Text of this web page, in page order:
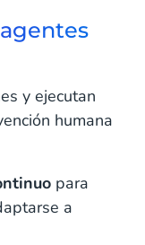
y ejecutan
humana
para
a